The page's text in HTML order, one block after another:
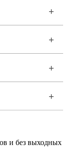
и без выходных